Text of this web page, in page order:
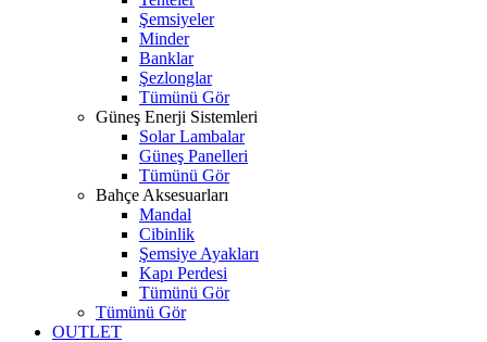
Şemsiyeler
Minder
Banklar
Şezlonglar
Tümünü Gör
Güneş Enerji Sistemleri
Solar Lambalar
Güneş Panelleri
Tümünü Gör
Bahçe Aksesuarları
Mandal
Cibinlik
Şemsiye Ayakları
Kapı Perdesi
Tümünü Gör
Tümünü Gör
OUTLET